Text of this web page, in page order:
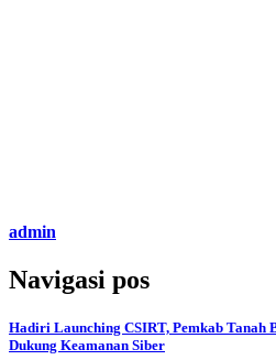
admin
Navigasi pos
Hadiri Launching CSIRT, Pemkab Tanah
Dukung Keamanan Siber